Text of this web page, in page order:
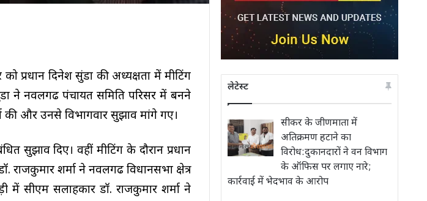
प्रधान दिनेश सुंडा की अध्यक्षता में मीटिंग
ने नवलगढ पंचायत समिति परिसर में बनने
की और उनसे विभागवार सुझाव मांगे गए।
सुझाव दिए। वहीं मीटिंग के दौरान प्रधान
राजकुमार शर्मा ने नवलगढ विधानसभा क्षेत्र
सीएम सलाहकार डॉ. राजकुमार शर्मा ने
लेटेस्ट
सीकर के जीणमाता में
अतिक्रमण हटाने का
विरोध:दुकानदारों ने वन विभाग
के ऑफिस पर लगाए नारे;
कार्रवाई में भेदभाव के आरोप